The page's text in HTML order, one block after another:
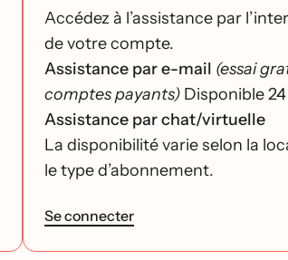
Accédez à l’assistance par
de votre compte.
Assistance par e-mail (essai
comptes payants) Disponible
Assistance par chat/virtuelle
La disponibilité varie selon la
le type d’abonnement.
Se connecter